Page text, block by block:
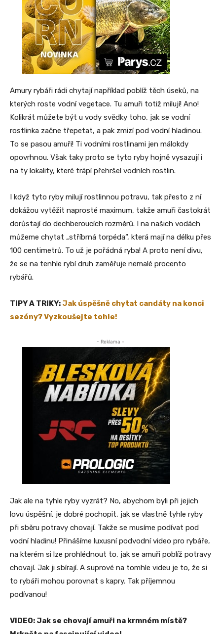
Amury rybáři rádi chytají například poblíž těch úseků, na
kterých roste vodní vegetace. Tu amuři totiž milují! Ano!
Kolikrát můžete být u vody svědky toho, jak se vodní
rostlinka začne třepetat, a pak zmizí pod vodní hladinou.
To se pasou amuři! Ti vodními rostlinami jen málokdy
opovrhnou. Však taky proto se tyto ryby hojně vysazují i
na ty lokality, které trápí přehršel vodních rostlin.
I když tyto ryby milují rostlinnou potravu, tak přesto z ní
dokážou vytěžit naprosté maximum, takže amuři častokrát
dorůstají do dechberoucích rozměrů. I na našich vodách
můžeme chytat „stříbrná torpéda“, která mají na délku přes
100 centimetrů. To už je pořádná ryba! A proto není divu,
že se na tenhle rybí druh zaměřuje nemalé procento
rybářů.
TIPY A TRIKY: Jak úspěšně chytat candáty na konci
sezóny? Vyzkoušejte tohle!
- Reklama -
Jak ale na tyhle ryby vyzrát? No, abychom byli při jejich
lovu úspěšní, je dobré pochopit, jak se vlastně tyhle ryby
při sběru potravy chovají. Takže se musíme podívat pod
vodní hladinu! Přinášíme luxusní podvodní video pro rybáře,
na kterém si lze prohlédnout to, jak se amuři poblíž potravy
chovají. Jak ji sbírají. A suprové na tomhle videu je to, že si
to rybáři mohou porovnat s kapry. Tak příjemnou
podívanou!
VIDEO: Jak se chovají amuři na krmném místě?